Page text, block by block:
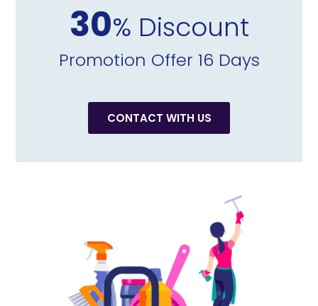
30% Discount
Promotion Offer 16 Days
CONTACT WITH US